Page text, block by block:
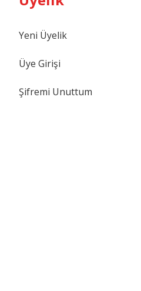
Yeni Üyelik
Üye Girişi
Şifremi Unuttum